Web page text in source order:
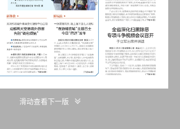
滑动查看下一版